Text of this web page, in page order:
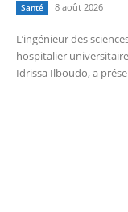
Santé 8 août 2026
L’ingénieur des
hospitalier
Idrissa Ilboudo, a